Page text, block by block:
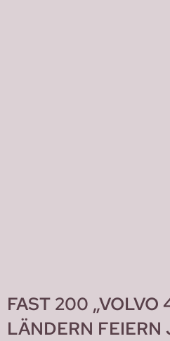
FAST 200 „VOLVO
LÄNDERN FEIERN